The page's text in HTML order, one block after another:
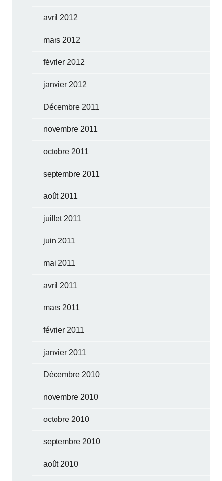
avril 2012
mars 2012
février 2012
janvier 2012
Décembre 2011
novembre 2011
octobre 2011
septembre 2011
août 2011
juillet 2011
juin 2011
mai 2011
avril 2011
mars 2011
février 2011
janvier 2011
Décembre 2010
novembre 2010
octobre 2010
septembre 2010
août 2010